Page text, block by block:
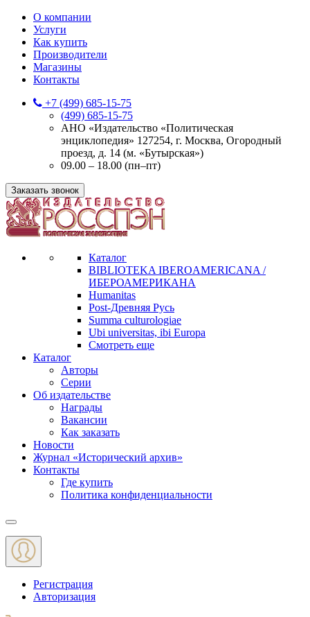
О компании
Услуги
Как купить
Производители
Магазины
Контакты
+7 (499) 685-15-75
(499) 685-15-75
АНО «Издательство «Политическая
энциклопедия» 127254, г. Москва, Огородный
проезд, д. 14 (м. «Бутырская»)
09.00 – 18.00 (пн–пт)
Заказать звонок
Каталог
BIBLIOTEKA IBEROAMERICANA /
ИБЕРОАМЕРИКАНА
Humanitas
Post-Древняя Русь
Summa culturologiae
Ubi universitas, ibi Europa
Смотреть еще
Каталог
Авторы
Серии
Об издательстве
Награды
Вакансии
Как заказать
Новости
Журнал «Исторический архив»‎
Контакты
Где купить
Политика конфиденциальности
Меню
Регистрация
Авторизация